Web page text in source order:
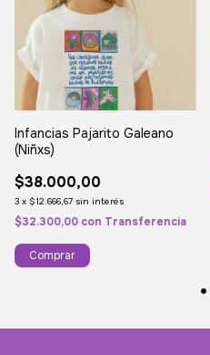
Infancias Pajarito Galeano
(Niñxs)
$38.000,00
3 x $12.666,67 sin interés
$32.300,00 con Transferencia
Comprar